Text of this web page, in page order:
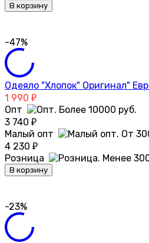
В корзину
-47%
Одеяло "Хлопок" Оригинал"
1 990 ₽
Опт
3 740 ₽
Малый опт
4 230 ₽
Розница
В корзину
-23%